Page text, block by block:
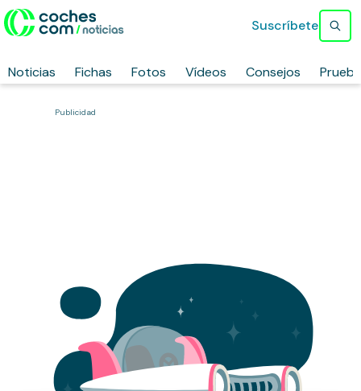
Noticias Fichas Fotos Vídeos Consejos
Suscríbete
Publicidad